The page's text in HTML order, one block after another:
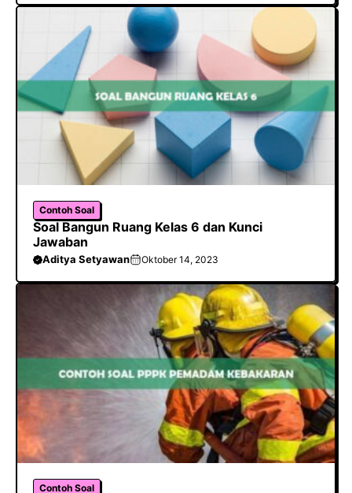
Contoh Soal
Soal Bangun Ruang Kelas 6 dan Kunci
Jawaban
Aditya Setyawan Oktober 14, 2023
Contoh Soal